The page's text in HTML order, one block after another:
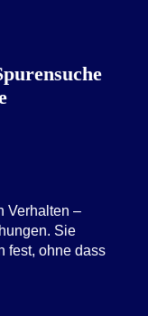
Verhalten –
Sie
fest, ohne dass